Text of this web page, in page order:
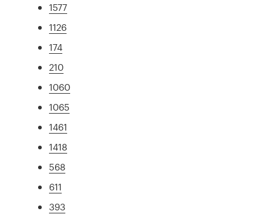
1577
1126
174
210
1060
1065
1461
1418
568
611
393